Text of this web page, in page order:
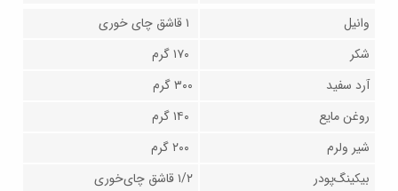
وانيل
شکر
آرد سفید
۳۰۰ گرم
روغن مایع
شیر ولرم
بیکینگ‌پودر
۱/۲ قاشق چای‌خوری